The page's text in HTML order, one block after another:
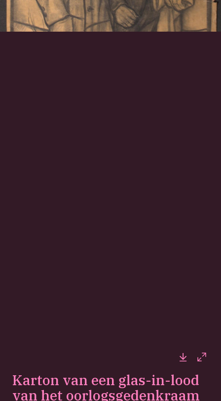
Karton van een glas-in-lood
van het oorlogsgedenkraam